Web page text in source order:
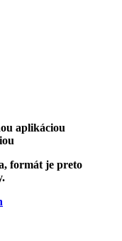
aplikáciou
formát je preto